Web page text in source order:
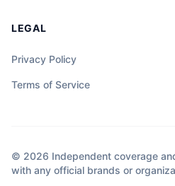
LEGAL
Privacy Policy
Terms of Service
© 2026 Independent coverage
with any official brands or